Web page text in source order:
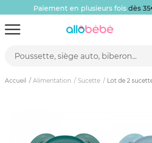
Paiement en plusieurs fois dès
Accueil Alimentation Sucette Lot de 2